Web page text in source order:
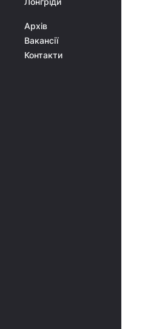
Архів
Вакансії
Контакти